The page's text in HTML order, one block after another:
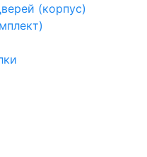
(корпус)